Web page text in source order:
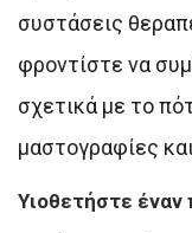
συστάσεις
φροντίστε να
σχετικά με το
μαστογραφίες
Υιοθετήστε έναν